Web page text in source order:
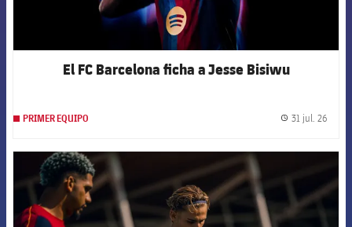
El FC Barcelona ficha a Jesse Bisiwu
PRIMER EQUIPO 31 jul. 26
FCB Barcelona badge